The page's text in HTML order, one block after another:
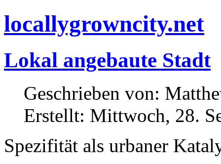
locallygrowncity.net
Lokal angebaute Stadt
Geschrieben von:
Erstellt: Mittwoch, 28.
Spezifität als urbaner